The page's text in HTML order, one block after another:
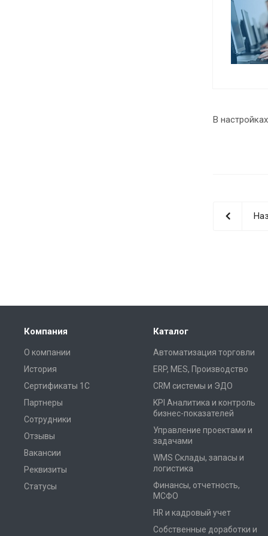
В
Компания
О компании
История
Сертификаты 1С
Партнеры
Сотрудники
Отзывы
Вакансии
Реквизиты
Статусы
Каталог
Автоматизация торговли
ERP, MES, Производство
CRM системы и ЭДО
KPI Аналитика и контроль
бизнес-показателей
Управление проектами и
задачами
WMS Склады, запасы и
логистика
Финансы, отчетность,
МСФО
HR и кадровый учет
Собственные доработки и